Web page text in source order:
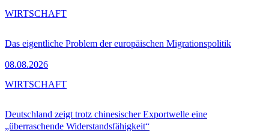
Das eigentliche Problem der europäischen Migrationspolitik
08.08.2026
WIRTSCHAFT
Deutschland zeigt trotz chinesischer Exportwelle eine
„überraschende Widerstandsfähigkeit“
WIRTSCHAFT